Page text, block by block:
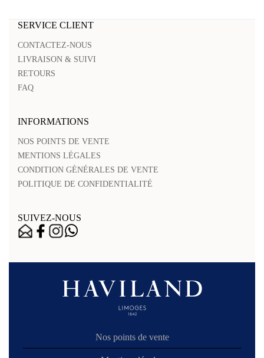
SERVICE CLIENT
CONTACTEZ-NOUS
LIVRAISON & SUIVI
RETOURS
FAQ
INFORMATIONS
NOS POINTS DE VENTE
MENTIONS LÉGALES
CONDITION GÉNÉRALES DE VENTE
POLITIQUE DE CONFIDENTIALITÉ
SUIVEZ-NOUS
Nos points de vente